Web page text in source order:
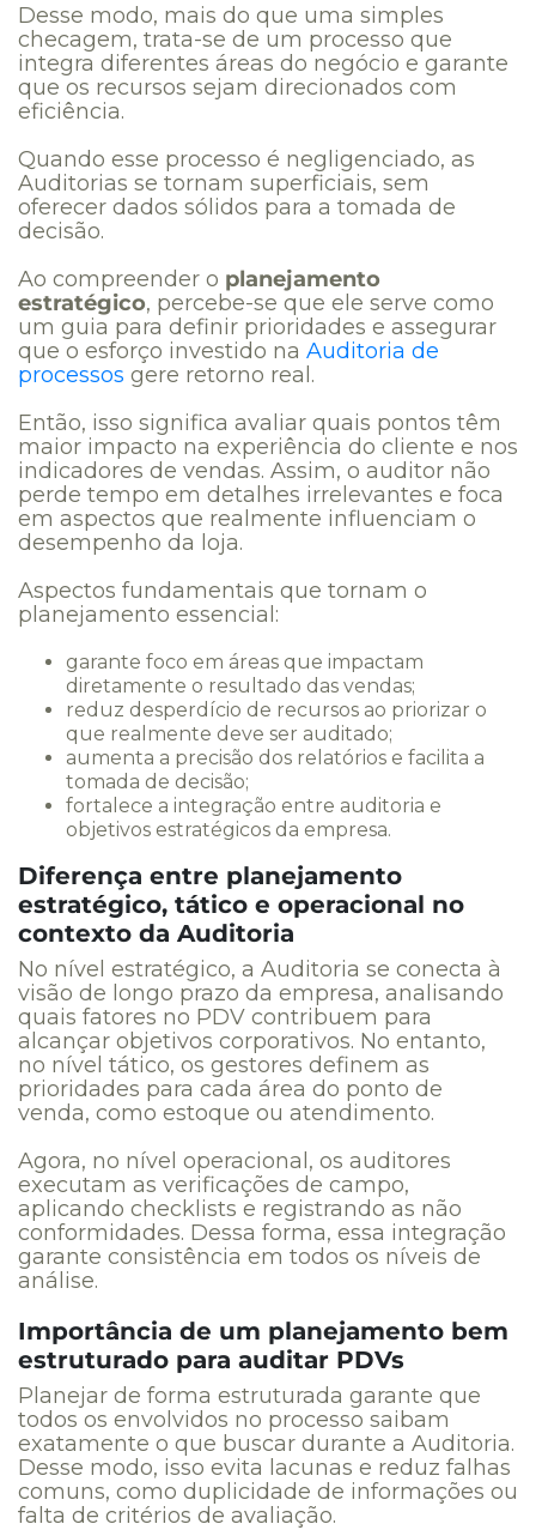
Desse modo, mais do que uma simples
checagem, trata-se de um processo que
integra diferentes áreas do negócio e garante
que os recursos sejam direcionados com
eficiência.
Quando esse processo é negligenciado, as
Auditorias se tornam superficiais, sem
oferecer dados sólidos para a tomada de
decisão.
Ao compreender o planejamento
estratégico, percebe-se que ele serve como
um guia para definir prioridades e assegurar
que o esforço investido na Auditoria de
processos gere retorno real.
Então, isso significa avaliar quais pontos têm
maior impacto na experiência do cliente e nos
indicadores de vendas. Assim, o auditor não
perde tempo em detalhes irrelevantes e foca
em aspectos que realmente influenciam o
desempenho da loja.
Aspectos fundamentais que tornam o
planejamento essencial:
garante foco em áreas que impactam
diretamente o resultado das vendas;
reduz desperdício de recursos ao priorizar o
que realmente deve ser auditado;
aumenta a precisão dos relatórios e facilita a
tomada de decisão;
fortalece a integração entre auditoria e
objetivos estratégicos da empresa.
Diferença entre planejamento
estratégico, tático e operacional no
contexto da Auditoria
No nível estratégico, a Auditoria se conecta à
visão de longo prazo da empresa, analisando
quais fatores no PDV contribuem para
alcançar objetivos corporativos. No entanto,
no nível tático, os gestores definem as
prioridades para cada área do ponto de
venda, como estoque ou atendimento.
Agora, no nível operacional, os auditores
executam as verificações de campo,
aplicando checklists e registrando as não
conformidades. Dessa forma, essa integração
garante consistência em todos os níveis de
análise.
Importância de um planejamento bem
estruturado para auditar PDVs
Planejar de forma estruturada garante que
todos os envolvidos no processo saibam
exatamente o que buscar durante a Auditoria.
Desse modo, isso evita lacunas e reduz falhas
comuns, como duplicidade de informações ou
falta de critérios de avaliação.